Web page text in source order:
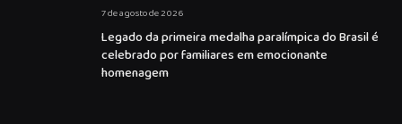
7 de agosto de 2026
Legado da primeira medalha paralímpica do Brasil é
celebrado por familiares em emocionante
homenagem